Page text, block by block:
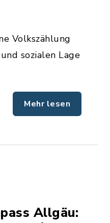
Volkszählung
sozialen Lage
Mehr lesen
Allgäu: